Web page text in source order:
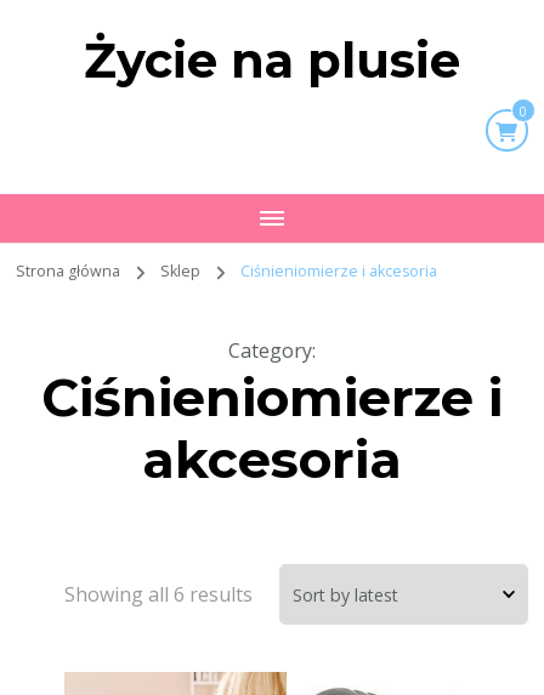
Życie na plusie
0
Strona główna Sklep Ciśnieniomierze i akcesoria
Category:
Ciśnieniomierze i
akcesoria
Showing all 6 results